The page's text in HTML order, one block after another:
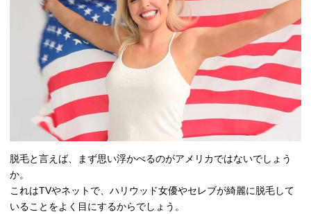
脱毛と言えば、まず思い浮かべるのがアメリカではないでしょう
か。
これはTVやネットで、ハリウッド女優やセレブが綺麗に脱毛して
いることをよく目にするからでしょう。